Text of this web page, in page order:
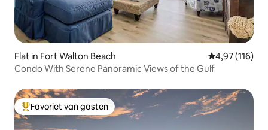
Flat in Fort Walton Beach Gemiddelde
4,97 (116)
Condo With Serene Panoramic Views of the Gulf
Topfavoriet van gasten
Favoriet van gasten